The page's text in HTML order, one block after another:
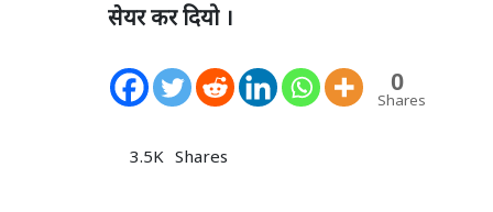
सेयर कर दियो ।
0
Shares
3.5K Shares